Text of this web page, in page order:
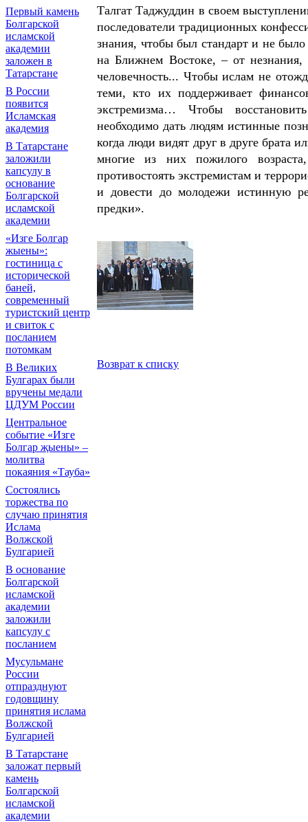
Первый камень
Болгарской
исламской
академии
заложен в
Татарстане
В России
появится
Исламская
академия
В Татарстане
заложили
капсулу в
основание
Болгарской
исламской
академии
«Изге Болгар
жыены»:
гостиница с
исторической
баней,
современный
туристский центр
и свиток с
посланием
потомкам
В Великих
Булгарах были
вручены медали
ЦДУМ России
Центральное
событие «Изге
Болгар җыены» –
молитва
покаяния «Тауба»
Состоялись
торжества по
случаю принятия
Ислама
Волжской
Булгарией
В основание
Болгарской
исламской
академии
заложили
капсулу с
посланием
Мусульмане
России
отпразднуют
годовщину
принятия ислама
Волжской
Булгарией
В Татарстане
заложат первый
камень
Болгарской
исламской
академии
Талгат Таджуддин в своем
последователи традиционных
знания, чтобы был стандарт и не было
на Ближнем Востоке, – от
человечность... Чтобы ислам не
теми, кто их поддерживает
экстремизма… Чтобы
необходимо дать людям истинные
когда люди видят друг в друге брата
многие из них пожилого
противостоять экстремистам и
и довести до молодежи истинную
предки».
Возврат к списку